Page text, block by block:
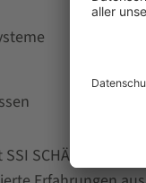
SCHÄFER